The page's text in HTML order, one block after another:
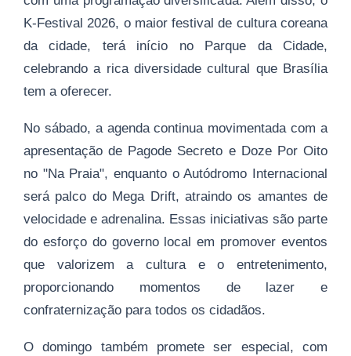
K-Festival 2026, o maior festival de cultura coreana
da cidade, terá início no Parque da Cidade,
celebrando a rica diversidade cultural que Brasília
tem a oferecer.
No sábado, a agenda continua movimentada com a
apresentação de Pagode Secreto e Doze Por Oito
no "Na Praia", enquanto o Autódromo Internacional
será palco do Mega Drift, atraindo os amantes de
velocidade e adrenalina. Essas iniciativas são parte
do esforço do governo local em promover eventos
que valorizem a cultura e o entretenimento,
proporcionando momentos de lazer e
confraternização para todos os cidadãos.
O domingo também promete ser especial, com